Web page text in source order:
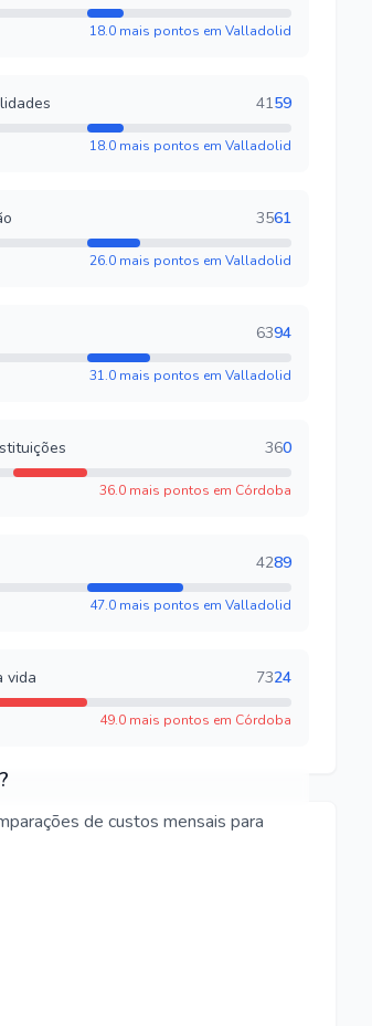
18.0 mais pontos em Valladolid
4159
18.0 mais pontos em Valladolid
3561
26.0 mais pontos em Valladolid
6394
31.0 mais pontos em Valladolid
360
36.0 mais pontos em Córdoba
4289
47.0 mais pontos em Valladolid
vida 7324
49.0 mais pontos em Córdoba
de custos mensais para